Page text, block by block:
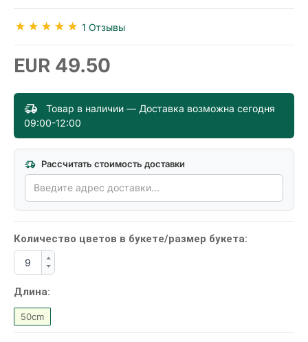
1 Отзывы
EUR 49.50
Товар в наличии — Доставка возможна сегодня
09:00-12:00
Рассчитать стоимость доставки
Количество цветов в букетe/размер букета:
Длина:
50cm